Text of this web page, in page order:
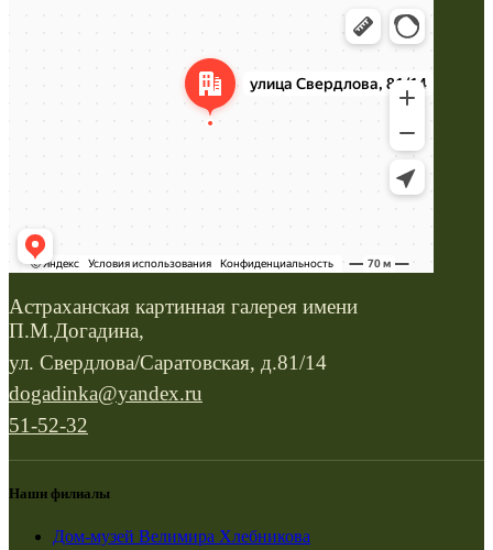
Астраханская картинная галерея имени
П.М.Догадина,
ул. Свердлова/Саратовская, д.81/14
dogadinka@yandex.ru
51-52-32
Наши филиалы
Дом-музей Велимира Хлебникова